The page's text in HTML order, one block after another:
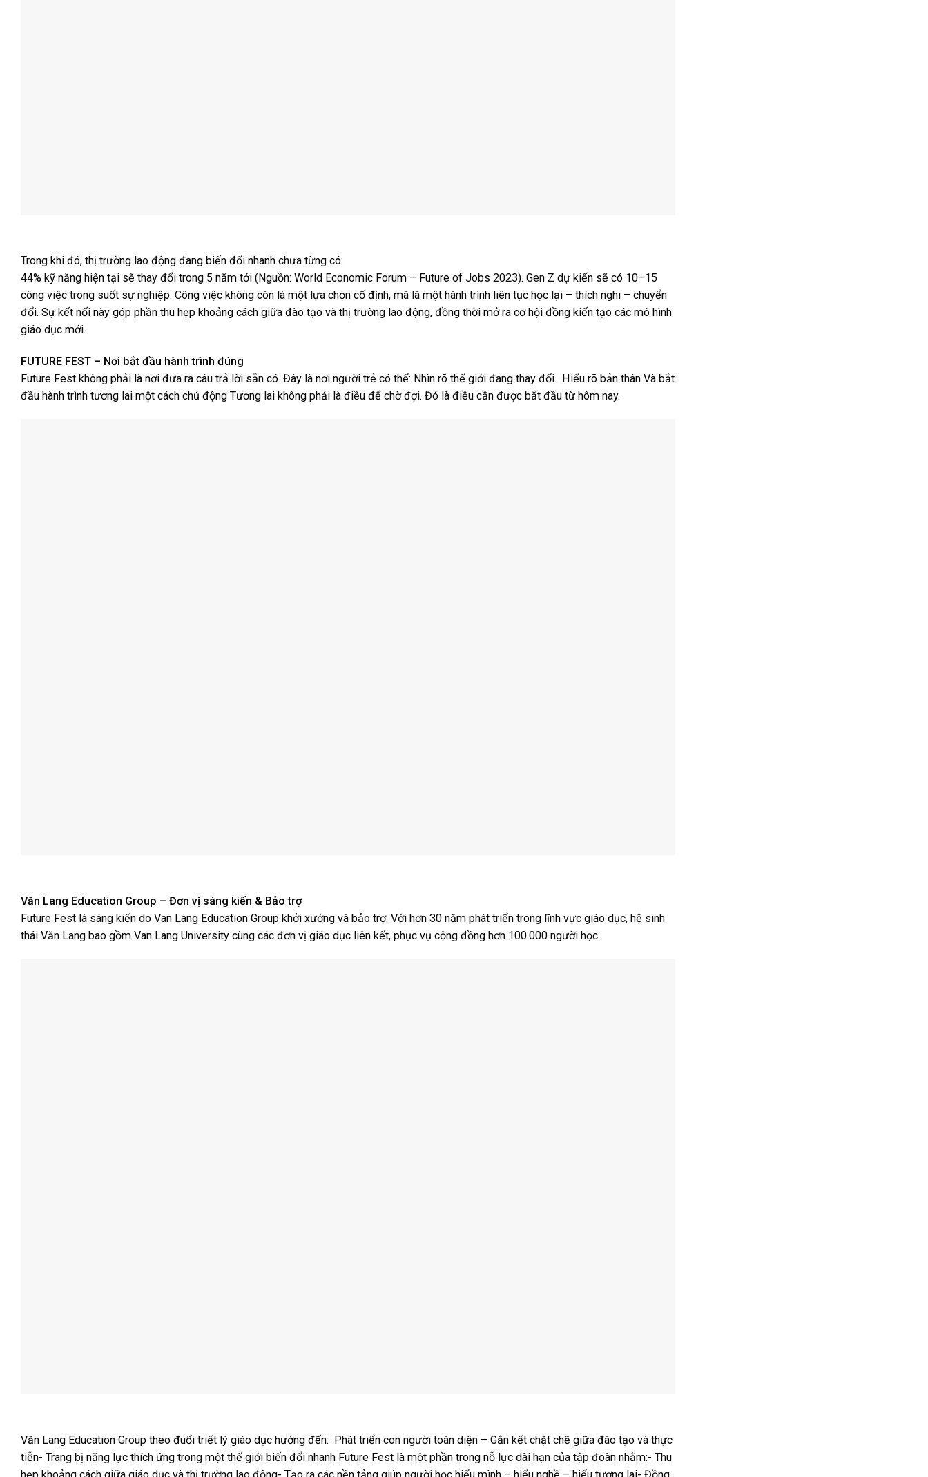
Trong khi đó, thị trường lao động đang biến đổi nhanh chưa từng có:
44% kỹ năng hiện tại sẽ thay đổi trong 5 năm tới (Nguồn: World Economic Forum – Future of Jobs 2023). Gen Z dự kiến sẽ có 10–15
công việc trong suốt sự nghiệp. Công việc không còn là một lựa chọn cố định, mà là một hành trình liên tục học lại – thích nghi – chuyển
đổi. Sự kết nối này góp phần thu hẹp khoảng cách giữa đào tạo và thị trường lao động, đồng thời mở ra cơ hội đồng kiến tạo các mô hình
giáo dục mới.
FUTURE FEST – Nơi bắt đầu hành trình đúng
Future Fest không phải là nơi đưa ra câu trả lời sẵn có. Đây là nơi người trẻ có thể: Nhìn rõ thế giới đang thay đổi. Hiểu rõ bản thân Và bắt
đầu hành trình tương lai một cách chủ động Tương lai không phải là điều để chờ đợi. Đó là điều cần được bắt đầu từ hôm nay.
Văn Lang Education Group – Đơn vị sáng kiến & Bảo trợ
Future Fest là sáng kiến do Van Lang Education Group khởi xướng và bảo trợ. Với hơn 30 năm phát triển trong lĩnh vực giáo dục, hệ sinh
thái Văn Lang bao gồm Van Lang University cùng các đơn vị giáo dục liên kết, phục vụ cộng đồng hơn 100.000 người học.
Văn Lang Education Group theo đuổi triết lý giáo dục hướng đến: Phát triển con người toàn diện – Gắn kết chặt chẽ giữa đào tạo và thực
tiễn- Trang bị năng lực thích ứng trong một thế giới biến đổi nhanh Future Fest là một phần trong nỗ lực dài hạn của tập đoàn nhằm:- Thu
hẹp khoảng cách giữa giáo dục và thị trường lao động- Tạo ra các nền tảng giúp người học hiểu mình – hiểu nghề – hiểu tương lai- Đồng